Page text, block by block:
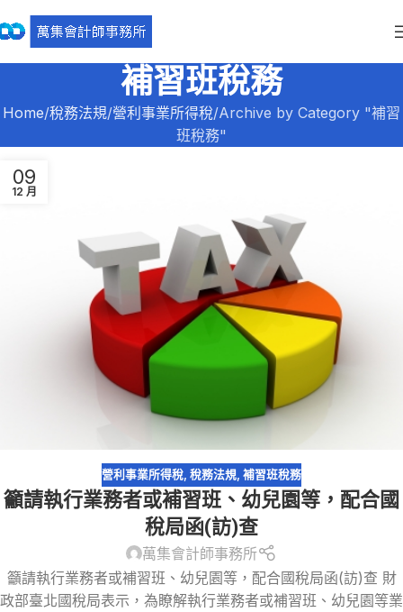
補習班稅務
Home 稅務法規 營利事業所得稅 Archive by Category "補習
班稅務"
09
12 月
營利事業所得稅, 稅務法規, 補習班稅務
籲請執行業務者或補習班、幼兒園等，配合國
稅局函(訪)查
萬集會計師事務所
籲請執行業務者或補習班、幼兒園等，配合國稅局函(訪)查 財
政部臺北國稅局表示，為瞭解執行業務者或補習班、幼兒園等業